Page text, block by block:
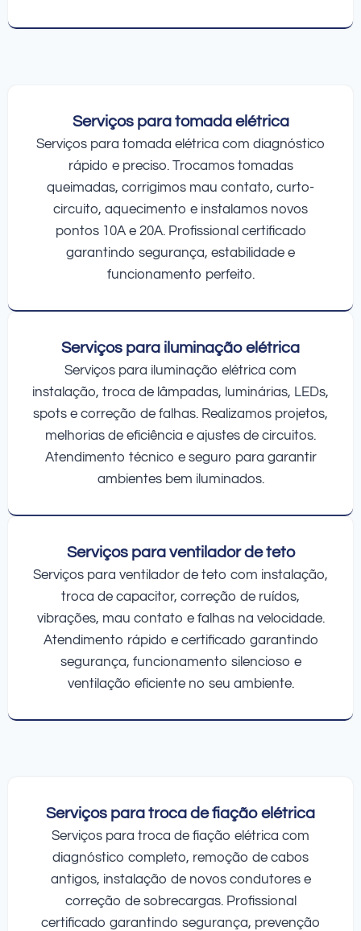
Serviços para tomada elétrica
Serviços para tomada elétrica com diagnóstico
rápido e preciso. Trocamos tomadas
queimadas, corrigimos mau contato, curto-
circuito, aquecimento e instalamos novos
pontos 10A e 20A. Profissional certificado
garantindo segurança, estabilidade e
funcionamento perfeito.
Serviços para iluminação elétrica
Serviços para iluminação elétrica com
instalação, troca de lâmpadas, luminárias, LEDs,
spots e correção de falhas. Realizamos projetos,
melhorias de eficiência e ajustes de circuitos.
Atendimento técnico e seguro para garantir
ambientes bem iluminados.
Serviços para ventilador de teto
Serviços para ventilador de teto com instalação,
troca de capacitor, correção de ruídos,
vibrações, mau contato e falhas na velocidade.
Atendimento rápido e certificado garantindo
segurança, funcionamento silencioso e
ventilação eficiente no seu ambiente.
Serviços para troca de fiação elétrica
Serviços para troca de fiação elétrica com
diagnóstico completo, remoção de cabos
antigos, instalação de novos condutores e
correção de sobrecargas. Profissional
certificado garantindo segurança, prevenção